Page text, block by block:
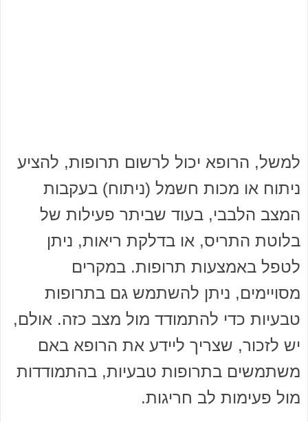
למשל, הרופא יכול לרשום תרופות, להציע
ניתוח או מכות חשמל (ניתוח) בעקבות
המצב הלבבי, בעוד שביתר פעילות של
בלוטת התריס, או בדלקת ריאות, ניתן
לטפל באמצעות תרופות. במקרים
מסויימים, ניתן להשתמש גם בתרופות
טבעיות כדי להתמודד מול מצב כזה. אולם,
יש לזכור, שצריך ליידע את הרופא באם
משתמשים בתרופות טבעיות, בהתמודדות
מול פעימות לב חריגות.